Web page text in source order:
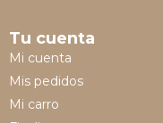
Tu cuenta
Mi cuenta
Mis pedidos
Mi carro